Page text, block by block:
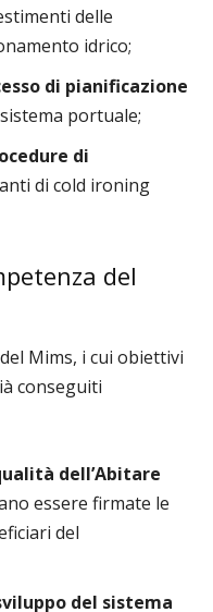
delle
idrico;
di pianificazione
portuale;
di
di cold ironing
del
Mims, i cui obiettivi
conseguiti
dell’Abitare
essere firmate le
del
del sistema